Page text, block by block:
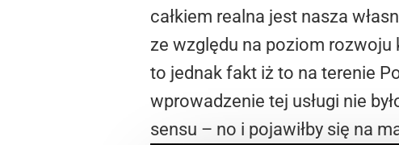
całkiem realna jest nasza
ze względu na poziom rozwoju
to jednak fakt iż to na terenie
wprowadzenie tej usługi nie
sensu – no i pojawiłby się na